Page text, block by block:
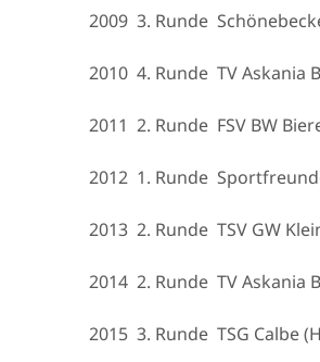
2009 3. Runde
2010 4. Runde TV Askania
2011 2. Runde FSV BW
2012 1. Runde
2013 2. Runde TSV GW
2014 2. Runde TV Askania
2015 3. Runde TSG Calbe